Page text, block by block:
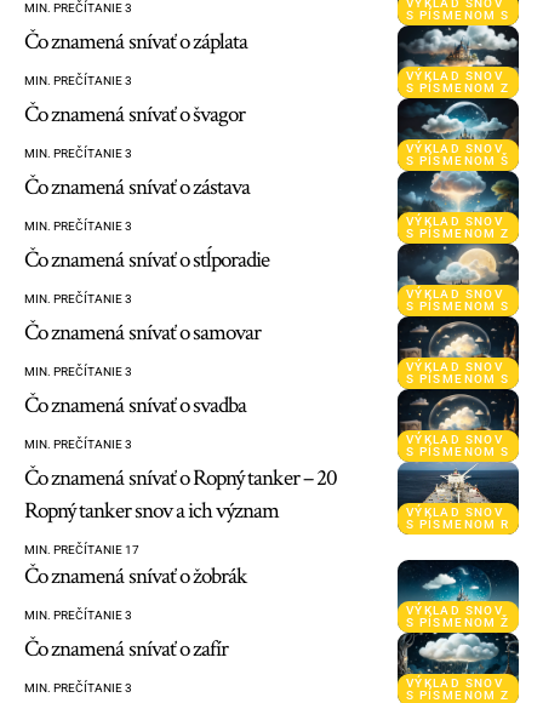
VÝKLAD SNOV
S PÍSMENOM S
MIN. PREČÍTANIE 3
VÝKLAD SNOV
S PÍSMENOM Z
Čo znamená snívať o záplata
MIN. PREČÍTANIE 3
VÝKLAD SNOV
S PÍSMENOM Š
Čo znamená snívať o švagor
MIN. PREČÍTANIE 3
VÝKLAD SNOV
S PÍSMENOM Z
Čo znamená snívať o zástava
MIN. PREČÍTANIE 3
VÝKLAD SNOV
S PÍSMENOM S
Čo znamená snívať o stĺporadie
MIN. PREČÍTANIE 3
VÝKLAD SNOV
S PÍSMENOM S
Čo znamená snívať o samovar
MIN. PREČÍTANIE 3
VÝKLAD SNOV
S PÍSMENOM S
Čo znamená snívať o svadba
MIN. PREČÍTANIE 3
VÝKLAD SNOV
S PÍSMENOM R
Čo znamená snívať o Ropný tanker – 20
Ropný tanker snov a ich význam
MIN. PREČÍTANIE 17
VÝKLAD SNOV
S PÍSMENOM Ž
Čo znamená snívať o žobrák
MIN. PREČÍTANIE 3
VÝKLAD SNOV
S PÍSMENOM Z
Čo znamená snívať o zafír
MIN. PREČÍTANIE 3